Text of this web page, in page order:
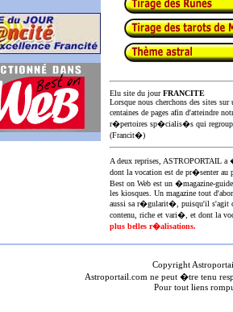
Elu site du jourFRANCITE
Lorsque nous cherchons des sites
centaines de pages afin d'atteindre
r�pertoires sp�cialis�s qui
(Francit�)
A deux reprises,
dont la vocation est de pr�senter au
Best on Web est un �magazine-
les kiosques. Un magazine tout
aussi sa r�gularit�, puisqu'il s'agit
contenu, riche et vari�, et dont la
plus belles r�alisations.
Copyright
Astroportail.com ne peut �tre tenu
Pour tout liens